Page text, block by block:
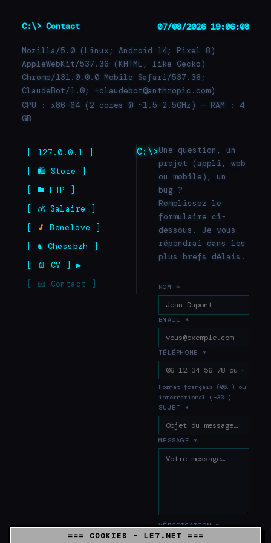
C:\> Contact 07/08/2026 19:06:08
Mozilla/5.0 (Linux; Android 14; Pixel 8)
AppleWebKit/537.36 (KHTML, like Gecko)
Chrome/131.0.0.0 Mobile Safari/537.36;
ClaudeBot/1.0; +claudebot@anthropic.com)
CPU : x86-64 (2 cores @ ~1.5-2.5GHz) — RAM : 4
GB
[ 127.0.0.1 ]
[ 🛍 Store ]
[
FTP ]
[ 💰 Salaire ]
[
Benelove ]
[ ♞ Chessbzh ]
[ 📄 CV ] ▶
[ 📧 Contact ]
C:\>Une question, un
projet (appli, web
ou mobile), un
bug ?
Remplissez le
formulaire ci-
dessous. Je vous
répondrai dans les
plus brefs délais.
NOM *
EMAIL *
TÉLÉPHONE *
Format français (06…) ou
international (+33…)
SUJET *
MESSAGE *
VÉRIFICATION *
=== COOKIES - LE7.NET ===